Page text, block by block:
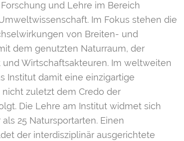
und Lehre im Bereich
Im Fokus stehen die
von Breiten- und
dem genutzten Naturraum, der
Wirtschaftsakteuren. Im weltweiten
Institut damit eine einzigartige
zuletzt dem Credo der
Die Lehre am Institut widmet sich
25 Natursportarten. Einen
der interdisziplinär ausgerichtete